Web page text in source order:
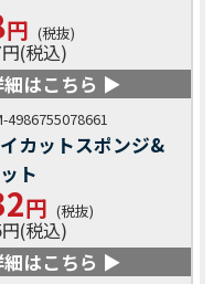
円 (税抜)
(税込)
細はこちら ▶
4986755078661
カットスポンジ&
ト
円 (税抜)
(税込)
細はこちら ▶